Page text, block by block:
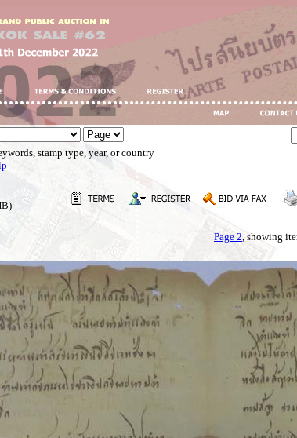
stamp type, year, or country
Page 2, showing